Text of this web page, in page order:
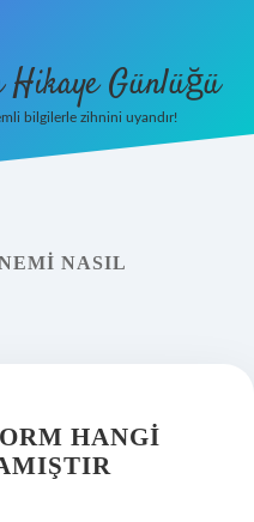
Günlüğü
bilgilerle zihnini uyandır!
NASIL
HANGI